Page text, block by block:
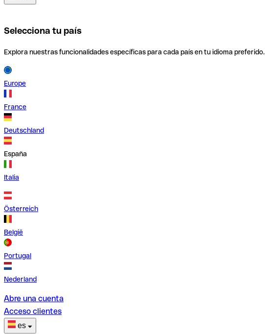
Selecciona tu país
Explora nuestras funcionalidades específicas para cada país en tu idioma preferido.
Europe
France
Deutschland
España
Italia
Österreich
België
Portugal
Nederland
Abre una cuenta
Acceso clientes
es